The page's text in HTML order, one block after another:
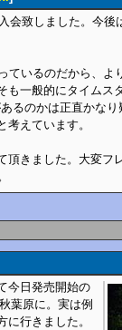
会致しました。今後
ているのだから、よ
も一般的にタイムス
るのかは正直かな
えています。
きました。大変フ
今日発売開始の
葉原に。実は例
行きました。